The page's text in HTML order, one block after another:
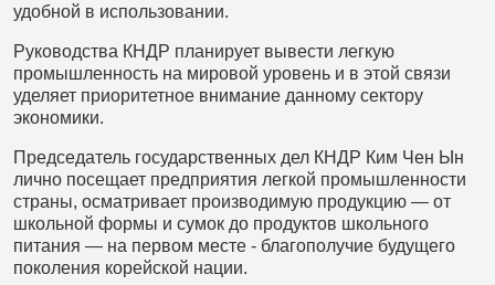
+7 (966) 272 14 20
Туры в КНДР
+7 (966) 272 14 20
+7 (908) 440 47 44
Ежедневные экскурсии
+7 (902) 075-96-64
Аренда автобусов
удобной в использовании.
Руководства КНДР планирует вывести легкую
промышленность на мировой уровень и в этой связи
уделяет приоритетное внимание данному сектору
экономики.
Председатель государственных дел КНДР Ким Чен Ын
лично посещает предприятия легкой промышленности
страны, осматривает производимую продукцию — от
школьной формы и сумок до продуктов школьного
питания — на первом месте - благополучие будущего
поколения корейской нации.